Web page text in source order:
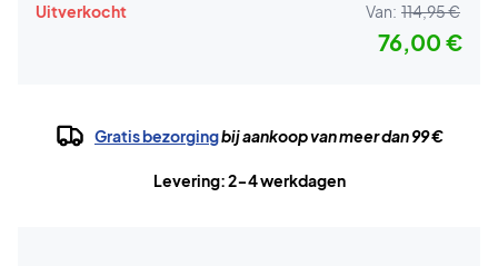
Uitverkocht Van: 114,95 €
76,00 €
Gratis bezorgingbij aankoop van meer dan 99 €
Levering: 2-4 werkdagen